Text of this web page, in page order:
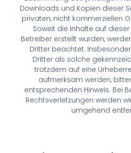
Downloads und Kopien dieser
privaten, nicht kommerziellen
Soweit die Inhalte auf
Betreiber erstellt wurden,
Dritter beachtet.
Dritter als solche
trotzdem auf eine
aufmerksam werden,
entsprechenden Hinweis. Bei
Rechtsverletzungen werden
umgehend